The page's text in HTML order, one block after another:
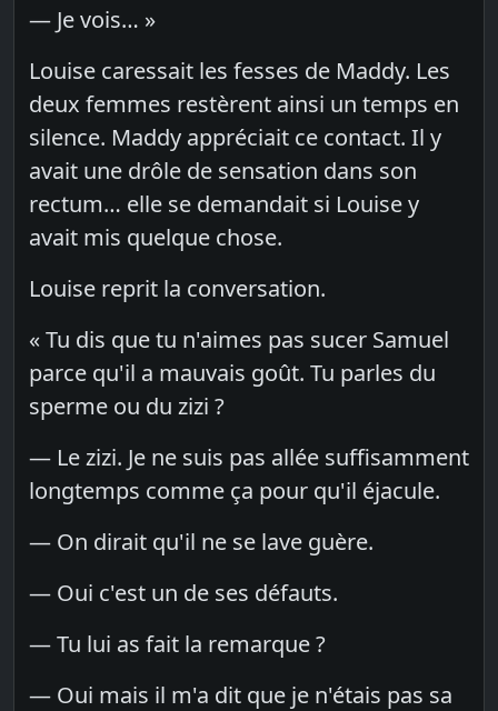
— Je vois… »
Louise caressait les fesses de Maddy. Les
deux femmes restèrent ainsi un temps en
silence. Maddy appréciait ce contact. Il y
avait une drôle de sensation dans son
rectum… elle se demandait si Louise y
avait mis quelque chose.
Louise reprit la conversation.
« Tu dis que tu n'aimes pas sucer Samuel
parce qu'il a mauvais goût. Tu parles du
sperme ou du zizi ?
— Le zizi. Je ne suis pas allée suffisamment
longtemps comme ça pour qu'il éjacule.
— On dirait qu'il ne se lave guère.
— Oui c'est un de ses défauts.
— Tu lui as fait la remarque ?
— Oui mais il m'a dit que je n'étais pas sa